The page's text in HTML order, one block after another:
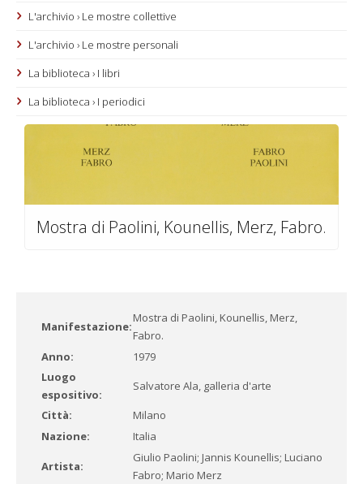
L'archivio › Le mostre collettive
L'archivio › Le mostre personali
La biblioteca › I libri
La biblioteca › I periodici
Mostra di Paolini, Kounellis, Merz, Fabro.
Manifestazione:
Mostra di Paolini, Kounellis, Merz,
Fabro.
Anno:
1979
Luogo
espositivo:
Salvatore Ala, galleria d'arte
Città:
Milano
Nazione:
Italia
Artista:
Giulio Paolini; Jannis Kounellis; Luciano
Fabro; Mario Merz